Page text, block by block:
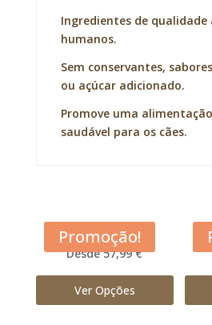
Ingredientes de
humanos.
Sem conservantes,
ou açúcar adicionado.
Promove uma
saudável para os cães.
Promoção!
Acana Adult Dog
Desde 57,99 €
Ver Opções